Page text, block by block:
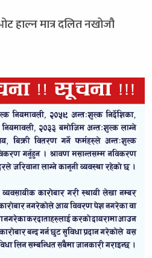
हाल्न मात्र दलित नखोजौ